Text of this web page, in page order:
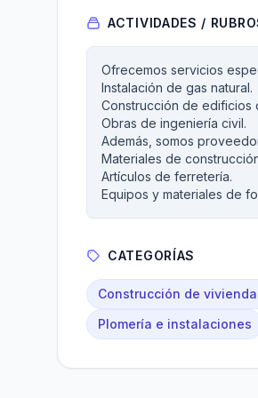
ACTIVIDADES /
Ofrecemos servicios
Instalación de gas natural.
Construcción de edificios
Obras de ingeniería civil.
Además, somos
Materiales de
Artículos de ferretería.
Equipos y materiales de
CATEGORÍAS
Construcción de
Plomería e instalaciones